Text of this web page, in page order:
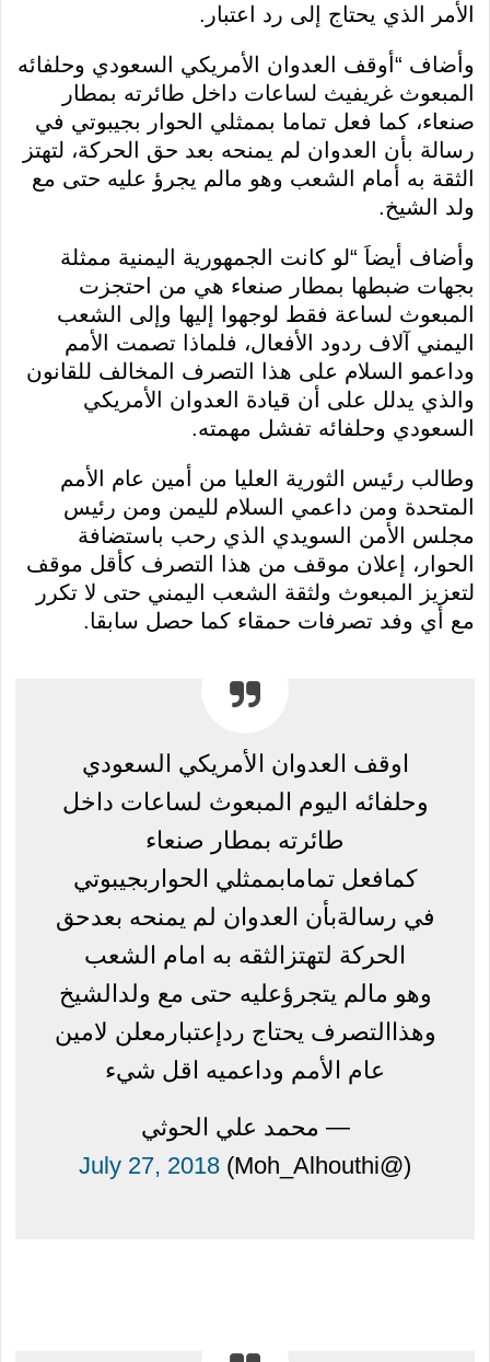
الأمر الذي يحتاج إلى رد اعتبار.
وأضاف “أوقف العدوان الأمريكي السعودي وحلفائه
المبعوث غريفيث لساعات داخل طائرته بمطار
صنعاء، كما فعل تماما بممثلي الحوار بجيبوتي في
رسالة بأن العدوان لم يمنحه بعد حق الحركة، لتهتز
الثقة به أمام الشعب وهو مالم يجرؤ عليه حتى مع
ولد الشيخ.
وأضاف أيضاَ “‌‌‌‌‌‌‌‌‌‌‌‌‌لو كانت الجمهورية اليمنية ممثلة
بجهات ضبطها بمطار صنعاء هي من احتجزت
المبعوث لساعة فقط لوجهوا إليها وإلى الشعب
اليمني آلاف ردود الأفعال، فلماذا تصمت الأمم
وداعمو السلام على هذا التصرف المخالف للقانون
والذي يدلل على أن قيادة العدوان الأمريكي
السعودي وحلفائه تفشل مهمته.
وطالب رئيس الثورية العليا من أمين عام الأمم
المتحدة ومن داعمي السلام لليمن ومن رئيس
مجلس الأمن السويدي الذي رحب باستضافة
الحوار، إعلان موقف من هذا التصرف كأقل موقف
لتعزيز المبعوث ولثقة الشعب اليمني حتى لا تكرر
مع أي وفد تصرفات حمقاء كما حصل سابقا.
اوقف العدوان الأمريكي السعودي
وحلفائه اليوم المبعوث لساعات داخل
طائرته بمطار صنعاء
كمافعل تمامابممثلي الحواربجيبوتي
في رسالةبأن العدوان لم يمنحه بعدحق
الحركة لتهتزالثقه به امام الشعب
وهو مالم يتجرؤعليه حتى مع ولدالشيخ
وهذاالتصرف يحتاج ردإعتبارمعلن لامين
عام الأمم وداعميه اقل شيء
— محمد علي الحوثي
(@Moh_Alhouthi)
July 27, 2018